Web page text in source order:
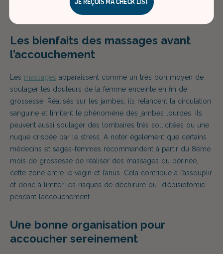
Les bienfaits des massages avant
l’accouchement
Les massages apparaissent comme un très bon moyen de
soulager les douleurs de la femme enceinte en fin de
grossesse. Réalisés sur les jambes, ils relancent la circulation
sanguine et limitent le phénomène des jambes lourdes. Ils
peuvent aussi soulager des lombaires très sollicitées ou une
nuque crispée par le stress. A noter également que certains
médecins et sages-femmes recommandent à partir du 8ème
mois de grossesse de réaliser des massages du périnée,
cette zone entre le vagin et l’anus. Cela contribue à l’assouplir
et donc à limiter les risques de déchirure ou d’épisiotomie
pendant l’accouchement.
Une bonne organisation pour
accoucher sereinement